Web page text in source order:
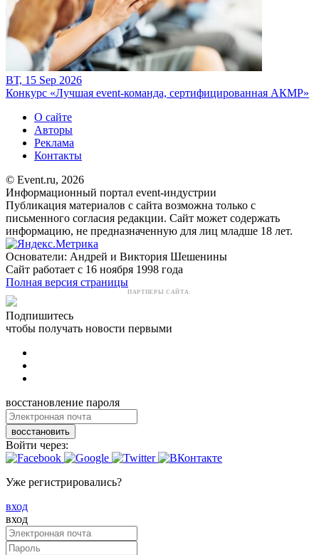
ВТ, 15 Sep 2026
Конкурс «Лучшая event-команда, сертифицированная АКМР»
О сайте
Авторы
Реклама
Контакты
© Event.ru, 2026
Информационный портал event-индустрии
Публикация материалов с сайта возможна только с
письменного согласия редакции. Сайт может содержать
информацию, не предназначенную для лиц младше 18 лет.
Основатели: Андрей и Виктория Шешенины
Сайт работает с 16 ноября 1998 года
Полная версия страницы
ПАРТНЕРЫ САЙТА:
Подпишитесь
чтобы получать новости первыми
восстановление пароля
восстановить
Войти через:
Уже регистрировались?
вход
вход